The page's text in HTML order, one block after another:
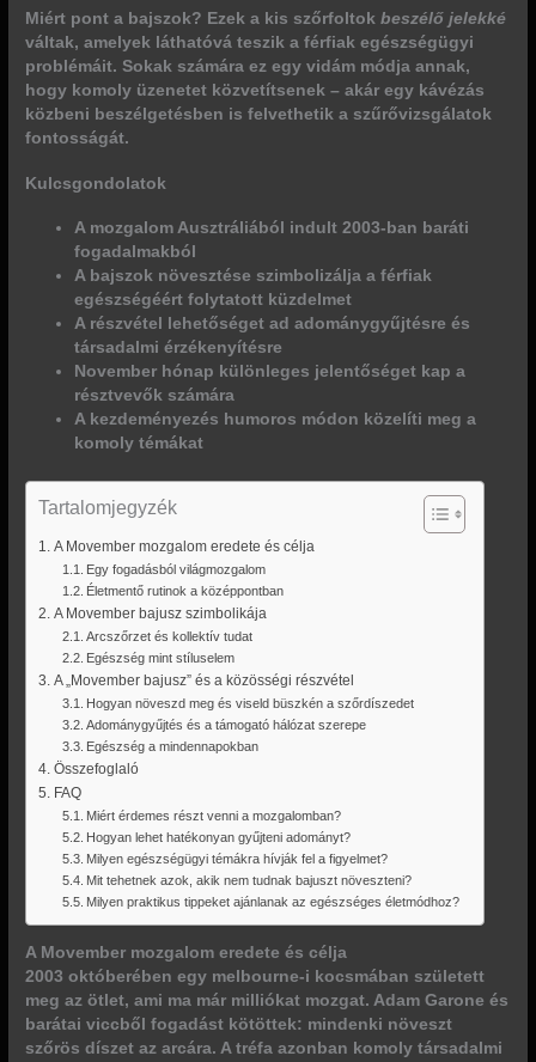
Miért pont a bajszok? Ezek a kis szőrfoltokbeszélő jelekké
váltak, amelyek láthatóvá teszik a férfiak egészségügyi
problémáit. Sokak számára ez egy vidám módja annak,
hogy komoly üzenetet közvetítsenek – akár egy kávézás
közbeni beszélgetésben is felvethetik a szűrővizsgálatok
fontosságát.
Kulcsgondolatok
A mozgalom Ausztráliából indult 2003-ban baráti
fogadalmakból
A bajszok növesztése szimbolizálja a férfiak
egészségéért folytatott küzdelmet
A részvétel lehetőséget ad adománygyűjtésre és
társadalmi érzékenyítésre
November hónap különleges jelentőséget kap a
résztvevők számára
A kezdeményezés humoros módon közelíti meg a
komoly témákat
Tartalomjegyzék
A Movember mozgalom eredete és célja
Egy fogadásból világmozgalom
Életmentő rutinok a középpontban
A Movember bajusz szimbolikája
Arcszőrzet és kollektív tudat
Egészség mint stíluselem
A „Movember bajusz” és a közösségi részvétel
Hogyan növeszd meg és viseld büszkén a szőrdíszedet
Adománygyűjtés és a támogató hálózat szerepe
Egészség a mindennapokban
Összefoglaló
FAQ
Miért érdemes részt venni a mozgalomban?
Hogyan lehet hatékonyan gyűjteni adományt?
Milyen egészségügyi témákra hívják fel a figyelmet?
Mit tehetnek azok, akik nem tudnak bajuszt növeszteni?
Milyen praktikus tippeket ajánlanak az egészséges életmódhoz?
A Movember mozgalom eredete és célja
2003 októberében egy melbourne-i kocsmában született
meg az ötlet, ami ma már milliókat mozgat. Adam Garone és
barátai viccből fogadást kötöttek: mindenki növeszt
szőrös díszet az arcára. A tréfa azonban komoly társadalmi